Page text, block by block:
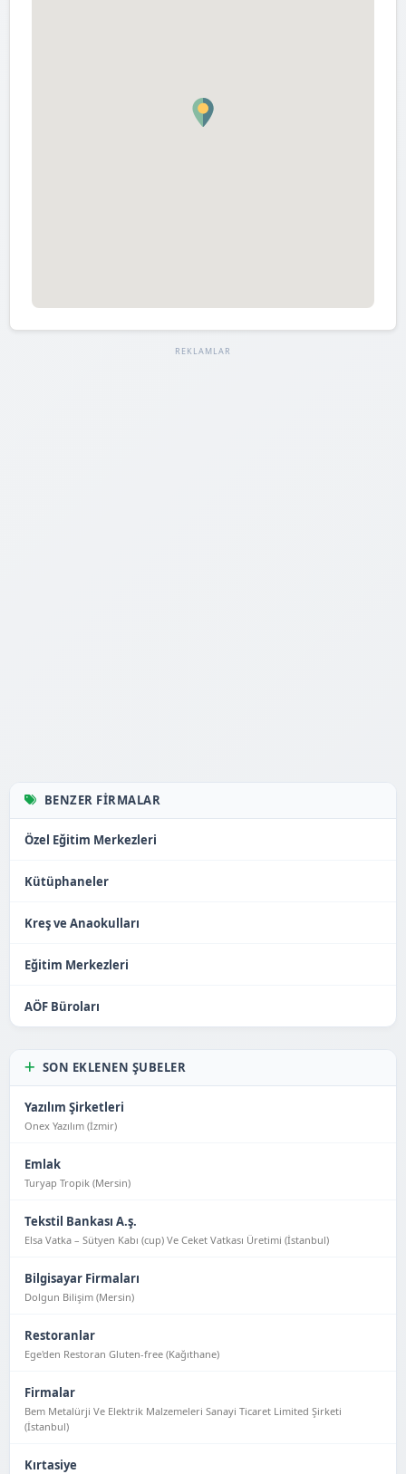
REKLAMLAR
BENZER FIRMALAR
Özel Eğitim Merkezleri
Kütüphaneler
Kreş ve Anaokulları
Eğitim Merkezleri
AÖF Büroları
SON EKLENEN ŞUBELER
Yazılım Şirketleri
Onex Yazılım (İzmir)
Emlak
Turyap Tropik (Mersin)
Tekstil Bankası A.ş.
Elsa Vatka – Sütyen Kabı (cup) Ve Ceket Vatkası Üretimi (İstanbul)
Bilgisayar Firmaları
Dolgun Bilişim (Mersin)
Restoranlar
Ege'den Restoran Gluten-free (Kağıthane)
Firmalar
Bem Metalürji Ve Elektrik Malzemeleri Sanayi Ticaret Limited Şirketi
(İstanbul)
Kırtasiye